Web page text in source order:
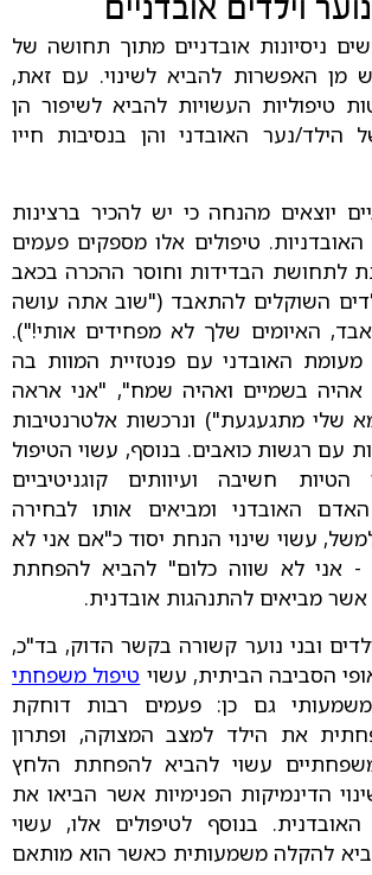
וילדים אובדניים
ניסיונות אובדניים מתוך תחושה של
מן האפשרות להביא לשינוי. עם זאת,
טיפוליות העשויות להביא לשיפור הן
הילד/נער האובדני והן בנסיבות חייו
יוצאים מהנחה כי יש להכיר ברצינות
האובדניות. טיפולים אלו מספקים פעמים
לתחושת הבדידות וחוסר ההכרה בכאב
השוקלים להתאבד ("שוב אתה עושה
האיומים שלך לא מפחידים אותי!").
מעומת האובדני עם פנטזיית המוות בה
אהיה בשמיים ואהיה שמח", "אני אראה
שלי מתגעגעת") ונרכשות אלטרנטיבות
עם רגשות כואבים. בנוסף, עשוי הטיפול
חשיבה ועיוותים קוגניטיביים
האובדני ומביאים אותו לבחירה
עשוי שינוי הנחת יסוד כ"אם אני לא
- אני לא שווה כלום" להביא להפחתת
אשר מביאים להתנהגות אובדנית.
ובני נוער קשורה בקשר הדוק, בד"כ,
הסביבה הביתית, עשוי טיפול משפחתי
גם כן: פעמים רבות דוחקת
את הילד למצב המצוקה, ופתרון
עשוי להביא להפחתת הלחץ
הדינמיקות הפנימיות אשר הביאו את
בנוסף לטיפולים אלו, עשוי
להקלה משמעותית כאשר הוא מותאם